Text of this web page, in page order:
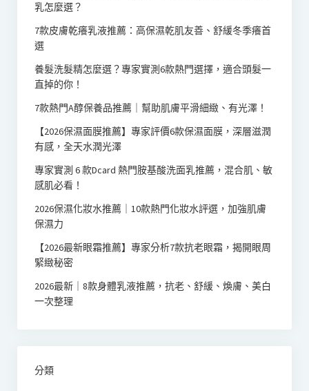
乳怎麼選？
7款皮膚乾癢乳液推薦：高保濕乾肌友善、舒緩冬季癢首
選
養髮洗髮精怎麼選？專家實測6款熱門選擇，適合頭髮一
直掉的你！
7款熱門A醇保養品推薦｜幫助肌膚平滑細緻、有光澤！
【2026保濕面膜推薦】專家評價6款保濕面膜，深層滋潤
有感，全天水潤光澤
專家實測 6 款Dcard 熱門胺基酸洗面乳推薦，混合肌、敏
感肌必看！
2026保濕化妝水推薦｜10款熱門化妝水評選，加強肌膚
保濕力
【2026最新眼霜推薦】專家分析7款抗老眼霜，揭開眼周
緊緻秘密
2026最新｜8款身體乳液推薦，抗老、舒緩、煥膚、美白
一次整理
分類